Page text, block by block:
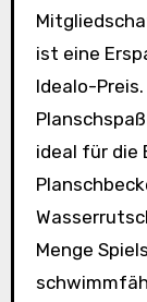
ist eine
Idealo-
ideal für die
Menge